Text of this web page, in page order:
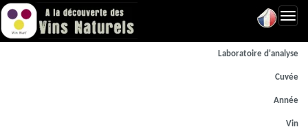
Laboratoire d'analyse
Cuvée
Année
Vin